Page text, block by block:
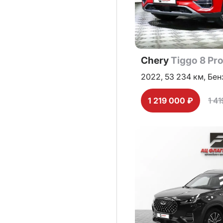
CheryTiggo 8 Pro
2022, 53 234 км,
1 219 000 ₽ 1